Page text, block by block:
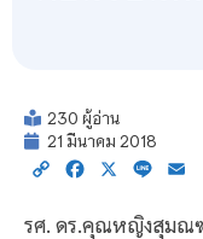
230 ผู้อ่าน
21 มีนาคม 2018
Copy Facebook
X Line
รศ. ดร.คุณหญิงสุมณ